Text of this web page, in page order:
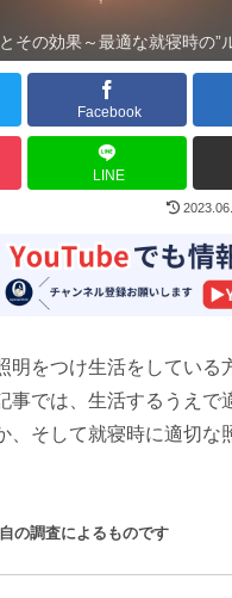
その効果～最適な就寝時の”
Facebook
LINE
明をつけ生活をしている
事では、生活するうえで
、そして就寝時に適切な
の調査によるものです